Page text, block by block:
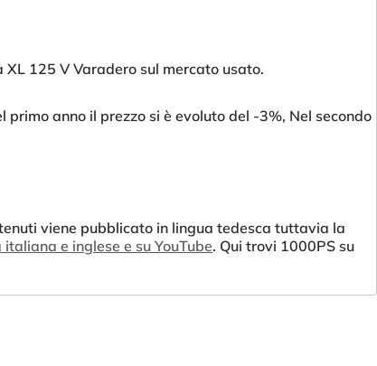
125 V Varadero sul mercato usato.
anno il prezzo si è evoluto del -3%, Nel secondo
viene pubblicato in lingua tedesca tuttavia la
e inglese e su YouTube. Qui trovi 1000PS su